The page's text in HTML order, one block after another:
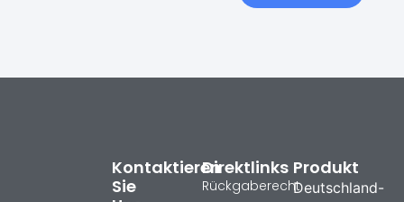
Produkt
Deutschland-
Direktlinks
Rückgaberecht
Kontaktieren
Sie